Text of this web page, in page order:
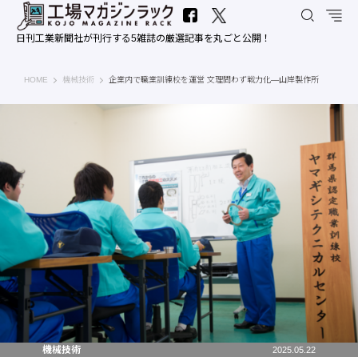
日刊工業新聞社が刊行する5雑誌の厳選記事を丸ごと公開！
HOME 工場マガジンラック｜日刊工業新聞社
機械技術 企業内で職業訓練校を運営 文理問わず戦力化―山岸製作所
機械技術 2025.05.22